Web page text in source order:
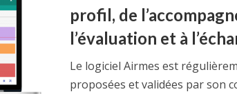
profil, de
l’évaluation et à
Le logiciel Airmes est
proposées et validées par son